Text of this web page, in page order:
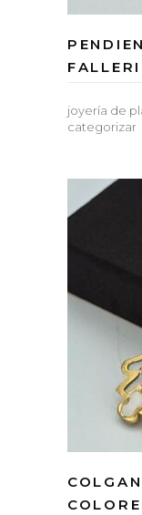
joyería de
categorizar